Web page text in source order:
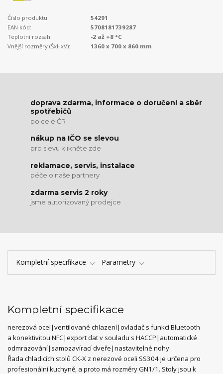
Číslo produktu:
54291
EAN kód:
5708181739287
Teplotní rozsah:
-2 až +8 °C
Vnější rozměry (ŠxHxV):
1360 x 700 x 860 mm
doprava zdarma, informace o doručení a sběr
spotřebičů
po celé ČR
nákup na IČO se slevou
pro slevu klikněte zde
reklamace, servis, instalace
péče o naše partnery
zdarma servis 2 roky
jsme autorizovaný prodejce
Kompletní specifikace Parametry
Kompletní specifikace
nerezová ocel|ventilované chlazení|ovladač s funkcí Bluetooth
a konektivitou NFC|export dat v souladu s HACCP|automatické
odmrazování|samozavírací dveře|nastavitelné nohy
Řada chladicích stolů CK-X z nerezové oceli SS304 je určena pro
profesionální kuchyně, a proto má rozměry GN1/1. Stoly jsou k